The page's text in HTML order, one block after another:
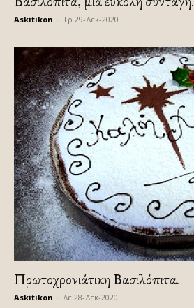
Askitikon Τρ 29-Δεκ-2020
Πρωτοχρονιάτικη Βασιλόπιτα.
Askitikon Δε 28-Δεκ-2020